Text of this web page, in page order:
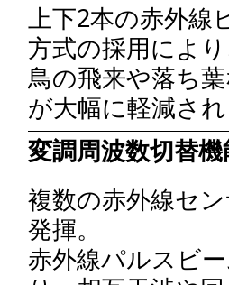
上下2本の赤外線
方式の採用によ
鳥の飛来や落ち
が大幅に軽減さ
変調周波数切替
複数の赤外線セ
発揮。
赤外線パルスビ